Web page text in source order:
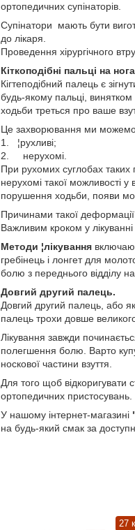
ортопедичних супінаторів.
Супінатори мають бути
до лікаря.
Проведення хірургічного
Кіткоподібні пальці на
Кігтеподібний палець є
будь-якому пальці, винятком
ходьби треться про ваше
Це захворювання ми можемо
1. ¦рухливі;
2. нерухомі.
При рухомих суглобах
нерухомі такої можливості
порушення ходьби, появи
Причинами такої
Важливим кроком у
Методи ¦лікування
гребінець і лонгет для
болю з переднього відділу
Довгий другий палець.
Довгий другий палець, або
палець трохи довше
Лікування завжди
полегшення болю. Варто
носкової частини взуття.
Для того щоб відкоригувати
ортопедичних пристосувань.
У нашому інтернет-магазині
на будь-який смак за
27